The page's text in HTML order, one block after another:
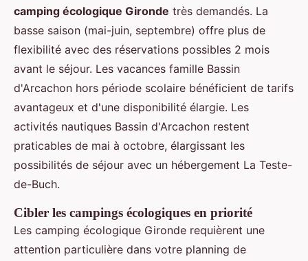
camping écologique Gironde très demandés. La
basse saison (mai-juin, septembre) offre plus de
flexibilité avec des réservations possibles 2 mois
avant le séjour. Les vacances famille Bassin
d'Arcachon hors période scolaire bénéficient de tarifs
avantageux et d'une disponibilité élargie. Les
activités nautiques Bassin d'Arcachon restent
praticables de mai à octobre, élargissant les
possibilités de séjour avec un hébergement La Teste-
de-Buch.
Cibler les campings écologiques en priorité
Les camping écologique Gironde requièrent une
attention particulière dans votre planning de